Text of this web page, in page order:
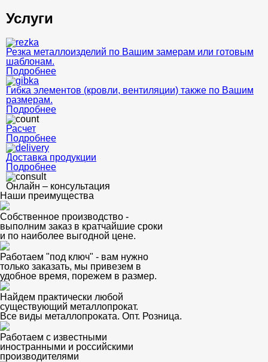
Услуги
Резка металлоизделий по Вашим замерам или готовым
шаблонам.
Подробнее
Гибка элементов (кровли, вентиляции) также по Вашим
размерам.
Подробнее
Расчет
Подробнее
Доставка продукции
Подробнее
Онлайн – консультация
Наши преимущества
Собственное производство -
выполним заказ в кратчайшие сроки
и по наиболее выгодной цене.
Работаем "под ключ" - вам нужно
только заказать, мы привезем в
удобное время, порежем в размер.
Найдем практически любой
существующий металлопрокат.
Все виды металлопроката. Опт. Розница.
Работаем с известными
иностранными и российскими
производителями